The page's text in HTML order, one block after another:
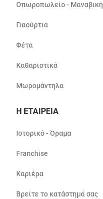
Οπωροπωλείο - Μαναβική
Γιαούρτια
Φέτα
Καθαριστικά
Μωρομάντηλα
Η ΕΤΑΙΡΕΙΑ
Ιστορικό - Όραμα
Franchise
Καριέρα
Βρείτε το κατάστημά σας